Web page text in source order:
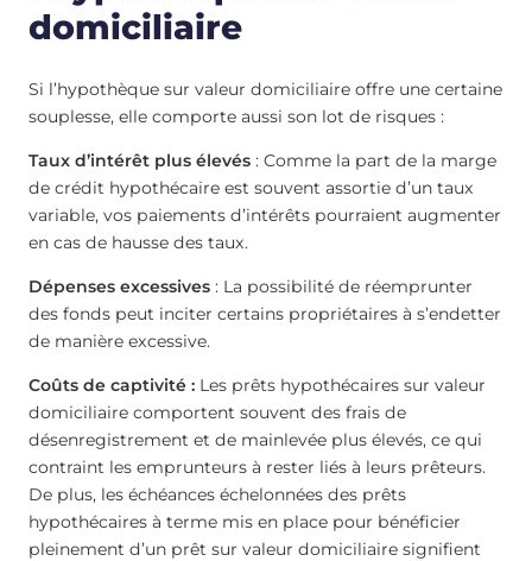
domiciliaire
Si l’hypothèque sur valeur domiciliaire offre une certaine
souplesse, elle comporte aussi son lot de risques :
Taux d’intérêt plus élevés : Comme la part de la marge
de crédit hypothécaire est souvent assortie d’un taux
variable, vos paiements d’intérêts pourraient augmenter
en cas de hausse des taux.
Dépenses excessives : La possibilité de réemprunter
des fonds peut inciter certains propriétaires à s’endetter
de manière excessive.
Coûts de captivité : Les prêts hypothécaires sur valeur
domiciliaire comportent souvent des frais de
désenregistrement et de mainlevée plus élevés, ce qui
contraint les emprunteurs à rester liés à leurs prêteurs.
De plus, les échéances échelonnées des prêts
hypothécaires à terme mis en place pour bénéficier
pleinement d’un prêt sur valeur domiciliaire signifient